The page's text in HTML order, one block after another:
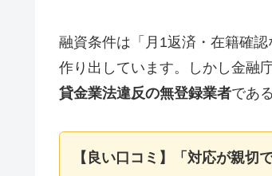
融資条件は「月1返済・在籍確
作り出しています。しかし金融
貸金業法違反の無登録業者であ
【良い口コミ】「対応が親切